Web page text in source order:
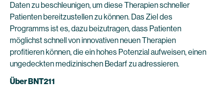
Daten zu beschleunigen, um diese Therapien schneller
Patienten bereitzustellen zu können. Das Ziel des
Programms ist es, dazu beizutragen, dass Patienten
möglichst schnell von innovativen neuen Therapien
profitieren können, die ein hohes Potenzial aufweisen, einen
ungedeckten medizinischen Bedarf zu adressieren.
Über BNT211